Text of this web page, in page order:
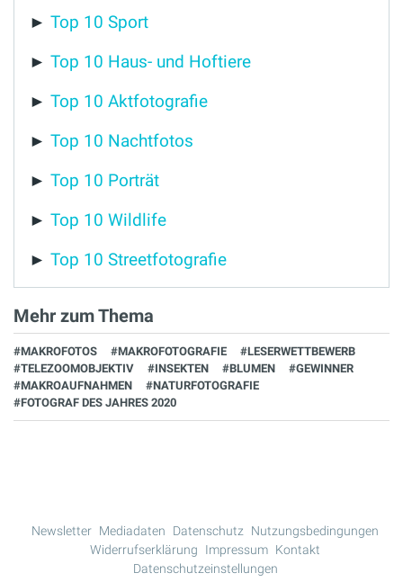
► Top 10 Sport
► Top 10 Haus- und Hoftiere
► Top 10 Aktfotografie
► Top 10 Nachtfotos
► Top 10 Porträt
► Top 10 Wildlife
► Top 10 Streetfotografie
Mehr zum Thema
#MAKROFOTOS #MAKROFOTOGRAFIE
#LESERWETTBEWERB
#TELEZOOMOBJEKTIV
#INSEKTEN #BLUMEN
#GEWINNER
#MAKROAUFNAHMEN
#NATURFOTOGRAFIE
#FOTOGRAF DES JAHRES 2020
Newsletter Mediadaten Datenschutz
Nutzungsbedingungen
Widerrufserklärung
Impressum Kontakt
Datenschutzeinstellungen